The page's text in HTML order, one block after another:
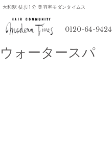
​大和駅 徒歩1分 美容室モダンタイムス
0120-64-9424
ウォータースパ